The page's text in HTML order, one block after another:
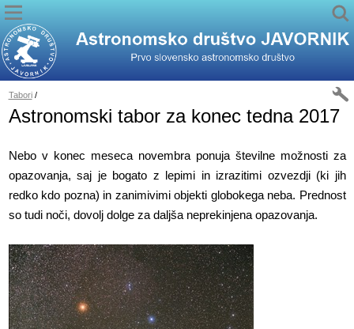
Tabori/
Astronomski tabor za konec tedna 2017
Nebo v konec meseca novembra ponuja številne možnosti za
opazovanja, saj je bogato z lepimi in izrazitimi ozvezdji (ki jih
redko kdo pozna) in zanimivimi objekti globokega neba. Prednost
so tudi noči, dovolj dolge za daljša neprekinjena opazovanja.